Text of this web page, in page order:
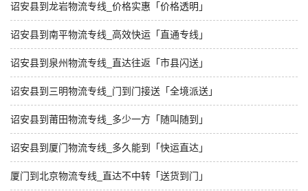
诏安县到龙岩物流专线_价格实惠「价格透明」
诏安县到南平物流专线_高效快运「直通专线」
诏安县到泉州物流专线_直达往返「市县闪送」
诏安县到三明物流专线_门到门接送「全境派送」
诏安县到莆田物流专线_多少一方「随叫随到」
诏安县到厦门物流专线_多久能到「快运直达」
厦门到北京物流专线_直达不中转「送货到门」